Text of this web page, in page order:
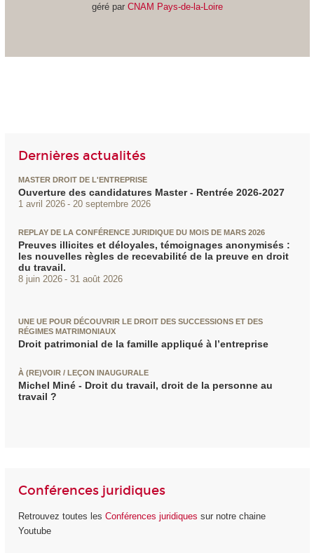
géré par CNAM Pays-de-la-Loire
Dernières actualités
MASTER DROIT DE L'ENTREPRISE
Ouverture des candidatures Master - Rentrée 2026-2027
1 avril 2026 20 septembre 2026
REPLAY DE LA CONFÉRENCE JURIDIQUE DU MOIS DE MARS 2026
Preuves illicites et déloyales, témoignages anonymisés :
les nouvelles règles de recevabilité de la preuve en droit
du travail.
8 juin 2026 31 août 2026
UNE UE POUR DÉCOUVRIR LE DROIT DES SUCCESSIONS ET DES
RÉGIMES MATRIMONIAUX
Droit patrimonial de la famille appliqué à l’entreprise
À (RE)VOIR / LEÇON INAUGURALE
Michel Miné - Droit du travail, droit de la personne au
travail ?
Conférences juridiques
Retrouvez toutes les Conférences juridiques sur notre chaine
Youtube